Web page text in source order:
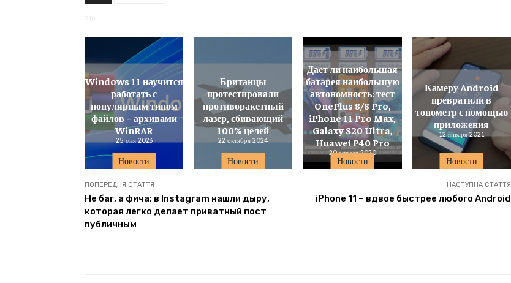
Новости
Windows 11 научится
работать с
популярным типом
файлов – архивами
WinRAR
25 мая 2023
Новости
Британцы
протестировали
противоракетный
лазер, сбивающий
100% целей
22 октября 2024
Новости
Дает ли наибольшая
батарея наибольшую
автономность: тест
OnePlus 8/8 Pro,
iPhone 11 Pro Max,
Galaxy S20 Ultra,
Huawei P40 Pro
20 апреля 2020
Новости
Камеру Android
превратили в
тонометр с помощью
приложения
12 января 2021
ПОПЕРЕДНЯ СТАТТЯ
Не баг, а фича: в Instagram нашли дыру,
которая легко делает приватный пост
публичным
НАСТУПНА СТАТТЯ
iPhone 11 – вдвое быстрее любого Android